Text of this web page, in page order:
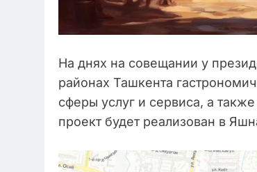
На днях на совещании у
районах Ташкента
сферы услуг и сервиса, а
проект будет реализован в